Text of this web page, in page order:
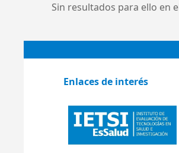
Sin resultados para ello en
Enlaces de interés